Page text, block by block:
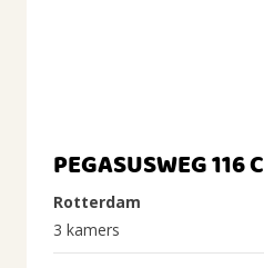
PEGASUSWEG 116 C
Rotterdam
3 kamers